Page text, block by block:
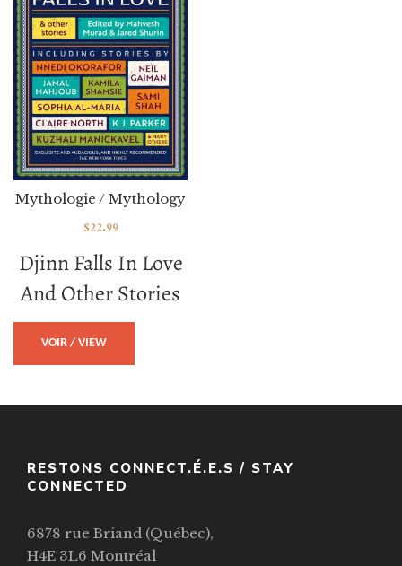
Djinn Falls In Love
And Other Stories
Mythologie / Mythology
$22.99
VOIR / VIEW
RESTONS CONNECT.É.E.S / STAY
CONNECTED
6878 rue Briand (Québec),
H4E 3L6 Montréal